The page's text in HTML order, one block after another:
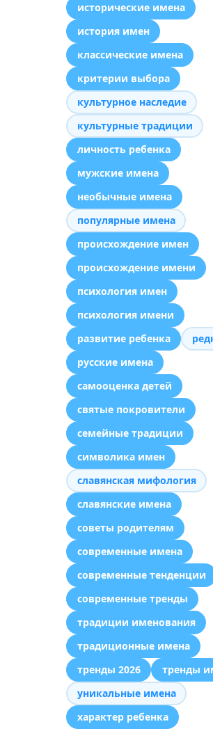
исторические имена
история имен
классические имена
критерии выбора
культурное наследие
культурные традиции
личность ребенка
мужские имена
необычные имена
популярные имена
происхождение имен
происхождение имени
психология имен
психология имени
развитие ребенка
русские имена
самооценка детей
святые покровители
семейные традиции
символика имен
славянская мифология
славянские имена
советы родителям
современные имена
современные тенденции
современные тренды
традиции именования
традиционные имена
тренды 2026
тренды
уникальные имена
характер ребенка